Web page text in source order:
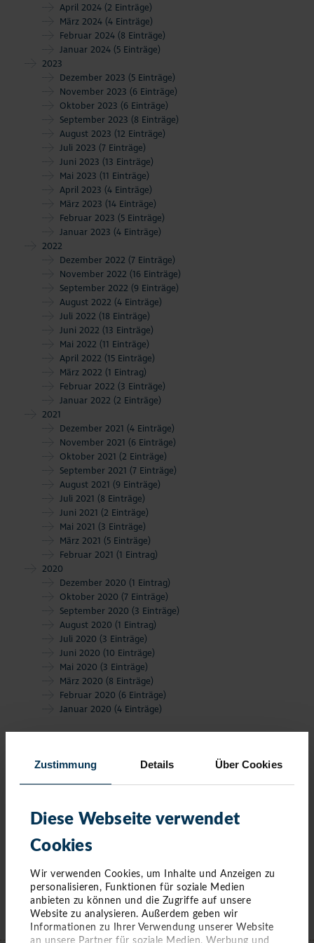
Zustimmung Details Über Cookies
Diese Webseite verwendet
Cookies
Wir verwenden Cookies, um Inhalte und Anzeigen zu
personalisieren, Funktionen für soziale Medien
anbieten zu können und die Zugriffe auf unsere
Website zu analysieren. Außerdem geben wir
Informationen zu Ihrer Verwendung unserer Website
an unsere Partner für soziale Medien, Werbung und
April 2024 (2 Einträge)
März 2024 (4 Einträge)
Februar 2024 (8 Einträge)
Januar 2024 (5 Einträge)
2023
Dezember 2023 (5 Einträge)
November 2023 (6 Einträge)
Oktober 2023 (6 Einträge)
September 2023 (8 Einträge)
August 2023 (12 Einträge)
Juli 2023 (7 Einträge)
Juni 2023 (13 Einträge)
Mai 2023 (11 Einträge)
April 2023 (4 Einträge)
März 2023 (14 Einträge)
Februar 2023 (5 Einträge)
Januar 2023 (4 Einträge)
2022
Dezember 2022 (7 Einträge)
November 2022 (16 Einträge)
September 2022 (9 Einträge)
August 2022 (4 Einträge)
Juli 2022 (18 Einträge)
Juni 2022 (13 Einträge)
Mai 2022 (11 Einträge)
April 2022 (15 Einträge)
März 2022 (1 Eintrag)
Februar 2022 (3 Einträge)
Januar 2022 (2 Einträge)
2021
Dezember 2021 (4 Einträge)
November 2021 (6 Einträge)
Oktober 2021 (2 Einträge)
September 2021 (7 Einträge)
August 2021 (9 Einträge)
Juli 2021 (8 Einträge)
Juni 2021 (2 Einträge)
Mai 2021 (3 Einträge)
März 2021 (5 Einträge)
Februar 2021 (1 Eintrag)
2020
Dezember 2020 (1 Eintrag)
Oktober 2020 (7 Einträge)
September 2020 (3 Einträge)
August 2020 (1 Eintrag)
Juli 2020 (3 Einträge)
Juni 2020 (10 Einträge)
Mai 2020 (3 Einträge)
März 2020 (8 Einträge)
Februar 2020 (6 Einträge)
Januar 2020 (4 Einträge)